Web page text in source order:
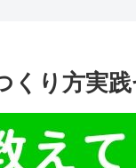
くり方実